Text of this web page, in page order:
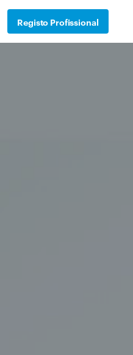
Registo Profissional